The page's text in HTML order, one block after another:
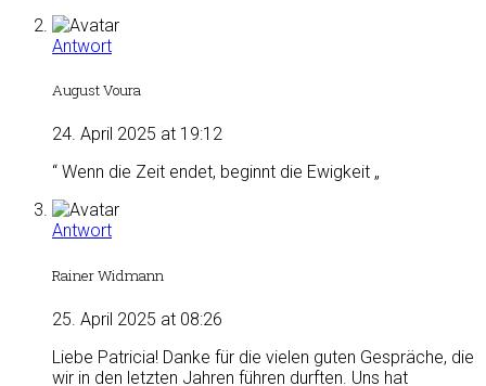
Antwort
August Voura
24. April 2025 at 19:12
“ Wenn die Zeit endet, beginnt die Ewigkeit „
Antwort
Rainer Widmann
25. April 2025 at 08:26
Liebe Patricia! Danke für die vielen guten Gespräche, die
wir in den letzten Jahren führen durften. Uns hat